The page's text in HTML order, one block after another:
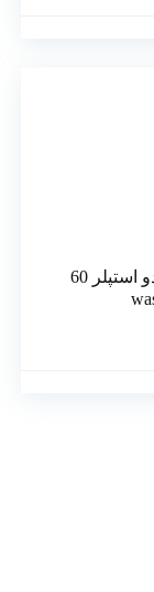
کارتریج اندو استپلر 60